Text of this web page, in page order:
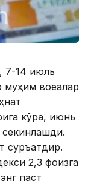
7-14 июль
воқеалар
кўра, июнь
секинлашди.
суръатдир.
2,3 фоизга
паст